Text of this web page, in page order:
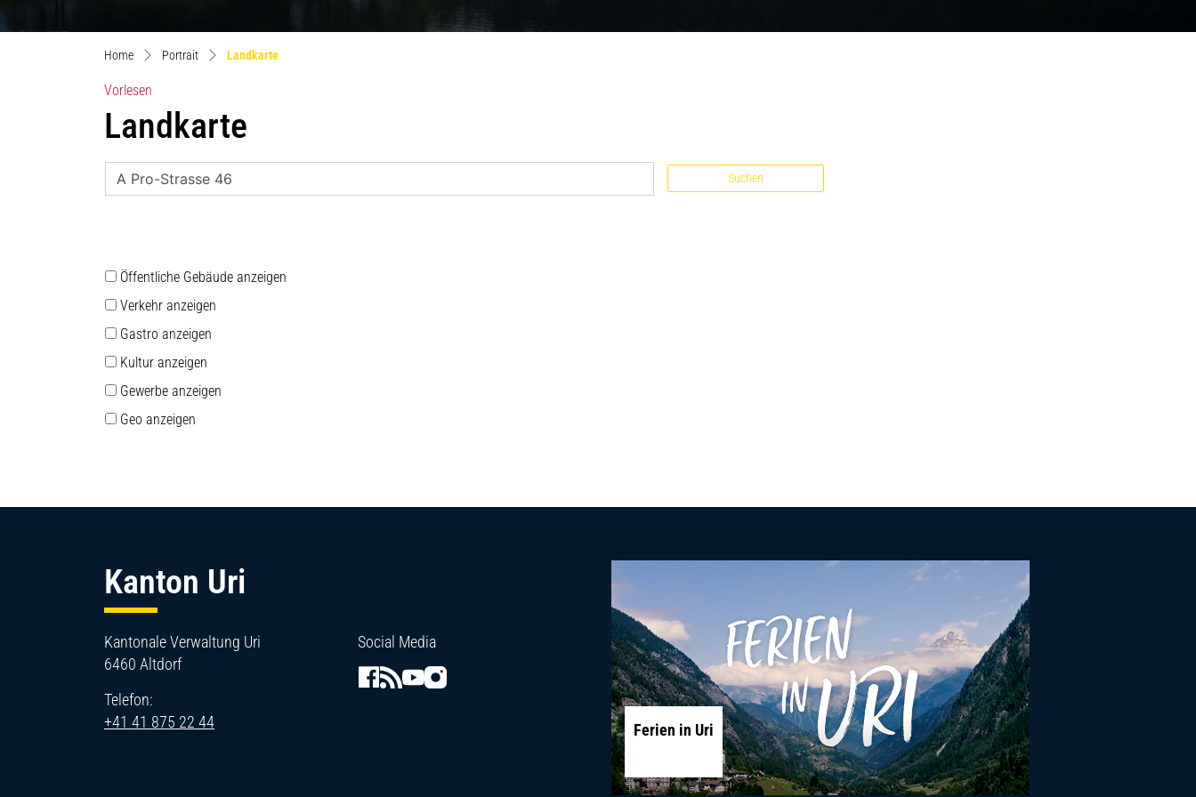
Home Portrait Landkarte(ausgewählt)
Vorlesen
Landkarte
Suchen
Öffentliche Gebäude anzeigen
Verkehr anzeigen
Gastro anzeigen
Kultur anzeigen
Gewerbe anzeigen
Geo anzeigen
Kanton Uri
Kantonale Verwaltung Uri
6460 Altdorf
Telefon:
+41 41 875 22 44
Social Media
Ferien in Uri